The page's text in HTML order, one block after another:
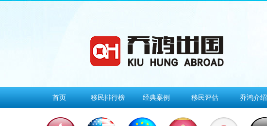
首页 移民排行榜 经典案例 移民评估 乔鸿介绍